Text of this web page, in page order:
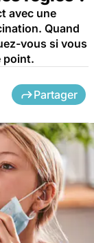
avec une
Quand
vous si vous
point.
Partager